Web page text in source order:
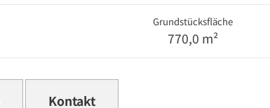
Grundstücksfläche
770,0 m²
Kontakt